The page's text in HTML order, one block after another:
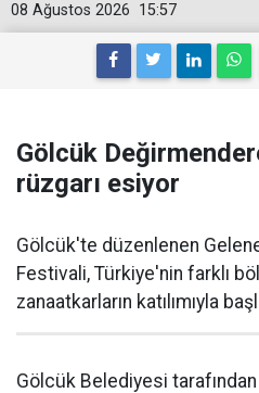
15:57
08 Ağustos 2026
Gölcük
rüzgarı esiyor
Gölcük'te düzenlenen
Festivali, Türkiye'nin farklı
zanaatkarların katılımıyla
Gölcük Belediyesi